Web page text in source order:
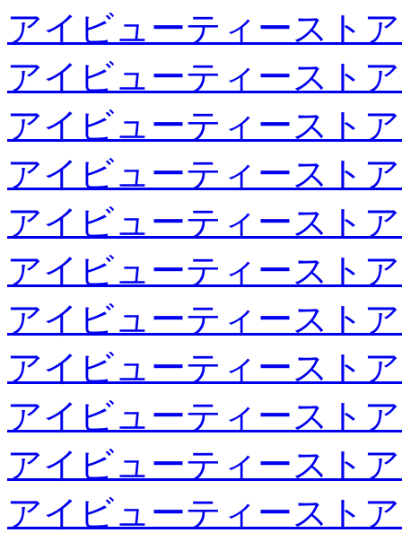
アイビューティースト
アイビューティースト
アイビューティースト
アイビューティースト
アイビューティースト
アイビューティースト
アイビューティースト
アイビューティースト
アイビューティースト
アイビューティースト
アイビューティースト